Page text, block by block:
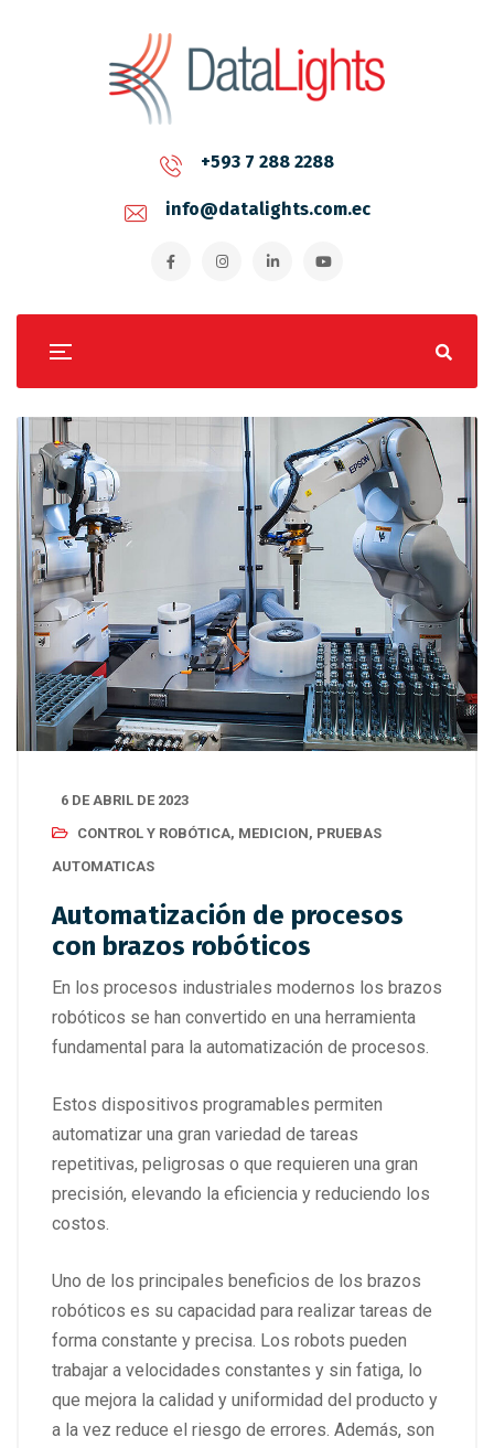
+593 7 288 2288
info@datalights.com.ec
6 DE ABRIL DE 2023
CONTROL Y ROBÓTICA, MEDICION, PRUEBAS
AUTOMATICAS
Automatización de procesos
con brazos robóticos
En los procesos industriales modernos los brazos
robóticos se han convertido en una herramienta
fundamental para la automatización de procesos.
Estos dispositivos programables permiten
automatizar una gran variedad de tareas
repetitivas, peligrosas o que requieren una gran
precisión, elevando la eficiencia y reduciendo los
costos.
Uno de los principales beneficios de los brazos
robóticos es su capacidad para realizar tareas de
forma constante y precisa. Los robots pueden
trabajar a velocidades constantes y sin fatiga, lo
que mejora la calidad y uniformidad del producto y
a la vez reduce el riesgo de errores. Además, son